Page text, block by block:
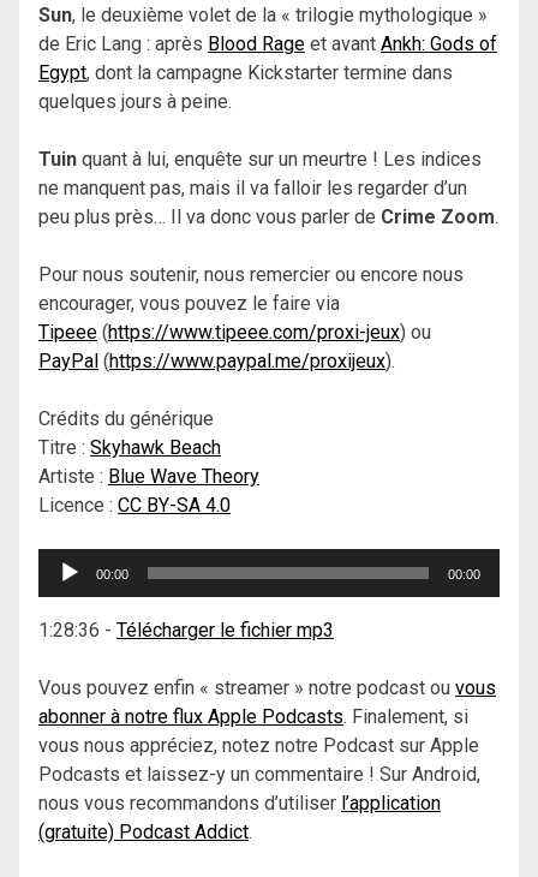
Sun, le deuxième volet de la « trilogie mythologique »
de Eric Lang : après Blood Rage et avant Ankh: Gods of
Egypt, dont la campagne Kickstarter termine dans
quelques jours à peine.
Tuin quant à lui, enquête sur un meurtre ! Les indices
ne manquent pas, mais il va falloir les regarder d’un
peu plus près… Il va donc vous parler de Crime Zoom.
Pour nous soutenir, nous remercier ou encore nous
encourager, vous pouvez le faire via
Tipeee (https://www.tipeee.com/proxi-jeux) ou
PayPal (https://www.paypal.me/proxijeux).
Crédits du générique
Titre : Skyhawk Beach
Artiste : Blue Wave Theory
Licence : CC BY-SA 4.0
Lecteur
00:00 00:00
1:28:36 - Télécharger le fichier mp3
Vous pouvez enfin « streamer » notre podcast ou vous
abonner à notre flux Apple Podcasts. Finalement, si
vous nous appréciez, notez notre Podcast sur Apple
Podcasts et laissez-y un commentaire ! Sur Android,
nous vous recommandons d’utiliser l’application
(gratuite) Podcast Addict.